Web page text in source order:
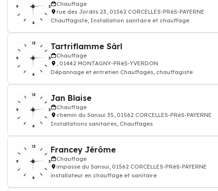
Chauffage
rue des Jordils 23, 01562 CORCELLES-PRèS-PAYERNE
Chauffagiste, Installation sanitaire et chauffage
Tartriflamme Sàrl
Chauffage
, 01442 MONTAGNY-PRèS-YVERDON
Dépannage et entretien Chauffages, chauffagiste
Jan Blaise
Chauffage
chemin du Sansui 35, 01562 CORCELLES-PRèS-PAYERNE
Installations sanitaires, Chauffages
Francey Jérôme
Chauffage
impasse du Sansui, 01562 CORCELLES-PRèS-PAYERNE
installateur en chauffage et sanitaire